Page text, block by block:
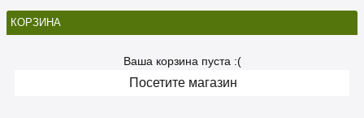
КОРЗИНА
Ваша корзина пуста :(
Посетите магазин